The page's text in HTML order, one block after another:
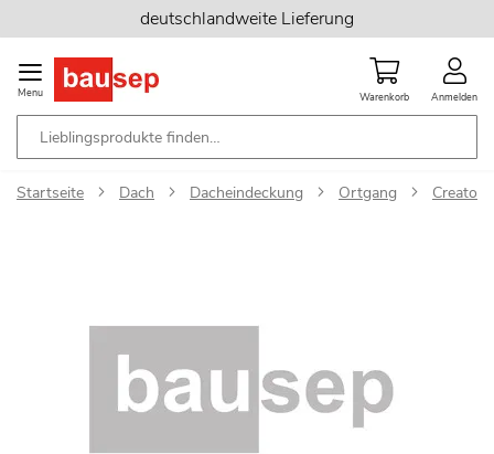
Inhalt
springen
deutschlandweite Lieferung
Menu Warenkorb Anmelden
Startseite Dach Dacheindeckung Ortgang Creaton